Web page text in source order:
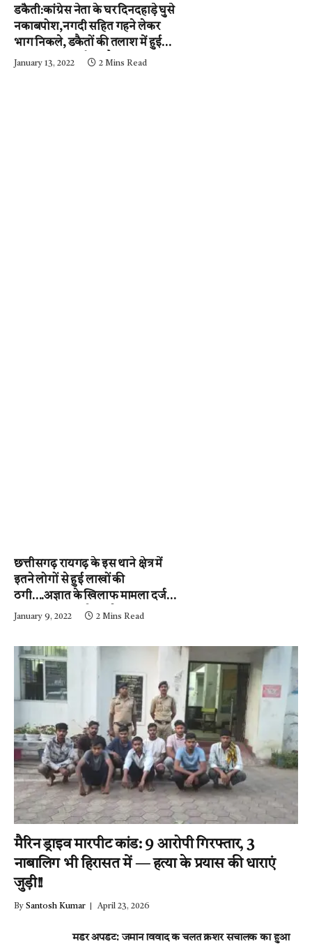
डकैती:कांग्रेस नेता के घर दिनदहाड़े घुसे
नकाबपोश,नगदी सहित गहने लेकर
भाग निकले, डकैतों की तलाश में हुई
नाकाबंदी…..आईजी और
January 13, 2022 2 Mins Read
छत्तीसगढ़ रायगढ़ के इस थाने क्षेत्र में
इतने लोगों से हुई लाखों की
ठगी….अज्ञात के खिलाफ मामला दर्ज,
पुलिस जुटी जांच में….पढ़े न्यूज़
January 9, 2022 2 Mins Read
मैरिन ड्राइव मारपीट कांड: 9 आरोपी गिरफ्तार, 3
नाबालिग भी हिरासत में — हत्या के प्रयास की धाराएं
जुड़ी!!
By Santosh Kumar April 23, 2026
मर्डर अपडेट: जमीन विवाद के चलते क्रेशर संचालक का हुआ